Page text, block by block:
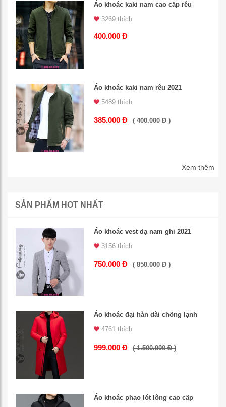
Áo khoác kaki nam cao cấp rêu
3269 thích
400.000 Đ
Áo khoác kaki nam rêu 2021
5489 thích
385.000 Đ ( 400.000 Đ )
Xem thêm
SẢN PHẨM HOT NHẤT
Áo khoác vest dạ nam ghi 2021
3156 thích
750.000 Đ ( 850.000 Đ )
Áo khoác đại hàn dài chống lạnh
4761 thích
999.000 Đ ( 1.500.000 Đ )
Áo khoác phao lót lông cao cấp